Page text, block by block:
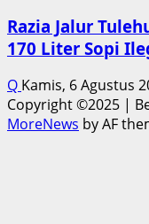
Razia Jalur
170 Liter Sopi
Q Kamis, 6 Agustus
Copyright ©2025 |
MoreNews by AF